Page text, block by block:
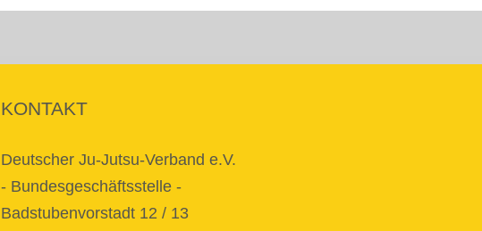
KONTAKT
Deutscher Ju-Jutsu-Verband e.V.
- Bundesgeschäftsstelle -
Badstubenvorstadt 12 / 13